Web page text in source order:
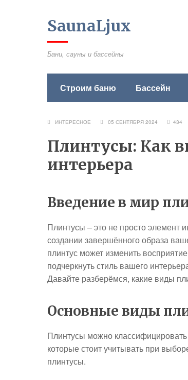
SaunaLjux
Бани, сауны и бассейны
Строим баню Бассейн
ИНТЕРЕСНОЕ 05 СЕНТЯБРЯ 2024
Плинтусы: Как
интерьера
Введение в мир
Плинтусы – это не просто элемент
создании завершённого образа
плинтус может изменить
подчеркнуть стиль вашего
Давайте разберёмся, какие виды
Основные виды
Плинтусы можно
которые стоит учитывать при
плинтусы.